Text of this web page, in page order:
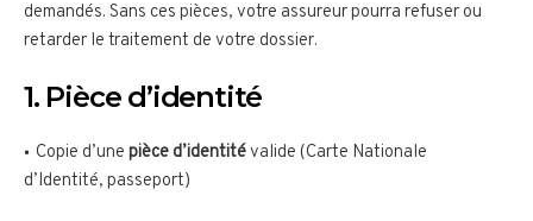
demandés. Sans ces pièces, votre assureur pourra refuser ou
retarder le traitement de votre dossier.
1. Pièce d’identité
Copie d’une pièce d’identitévalide (Carte Nationale
d’Identité, passeport)